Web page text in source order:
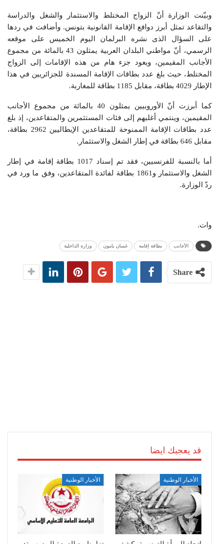
وبيّنت الوزارة أنّ الزواج المختلط والاستثمار والشغل والدراسة
والتقاعد تمثل أبرز دوافع الإقامة القانونية بتونس. وأضافت في ردها
على السؤال الذى نشره البرلمان اليوم الخميس على موقعه
الرسمي، أنّ مواطني البلدان العربية يمثلون 43 بالمائة من مجموع
الأجانب المقيمين، ويعود جزء هام من هذه الإقامات إلى الزواج
المختلط، حيث بلغ عدد بطاقات الإقامة المسندة للجزائريين في هذا
الإطار 4029 بطاقة، مقابل 1185 بطاقة للمغاربة.
كما أبرزت أنّ الأوروبيين يمثلون 40 بالمائة من مجموع الأجانب
المقيمين، وينتمي أغلبهم إلى فئات المستثمرين والمتقاعدين، إذ بلغ
عدد بطاقات الإقامة الممنوحة للمتقاعدين الإيطاليين 2962 بطاقة،
مقابل 646 بطاقة في إطار الشغل والاستثمار.
أما بالنسبة للفرنسيين، فقد تم إسناد 1017 بطاقة إقامة في إطار
الشغل والاستثمار و1861 بطاقة لفائدة المتقاعدين، وفق ما ورد في
ردّ الوزارة.
وات.
الأجانب بطاقة إقامة غسان يامون وزارة الداخلية
Share
قد يعجبك ايضا
الأخبار الوطنية الأخبار الوطنية